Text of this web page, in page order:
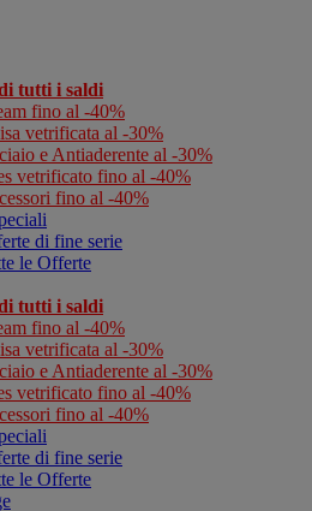
tutti i saldi
fino al -40%
vetrificata al -30%
e Antiaderente al -30%
vetrificato fino al -40%
fino al -40%
di fine serie
le Offerte
tutti i saldi
fino al -40%
vetrificata al -30%
e Antiaderente al -30%
vetrificato fino al -40%
fino al -40%
di fine serie
le Offerte